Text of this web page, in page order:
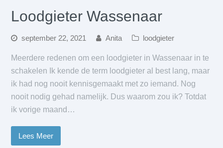
Loodgieter Wassenaar
september 22, 2021 Anita loodgieter
Meerdere redenen om een loodgieter in Wassenaar in te
schakelen Ik kende de term loodgieter al best lang, maar
ik had nog nooit kennisgemaakt met zo iemand. Nog
nooit nodig gehad namelijk. Dus waarom zou ik? Totdat
ik vorige maand…
Lees Meer